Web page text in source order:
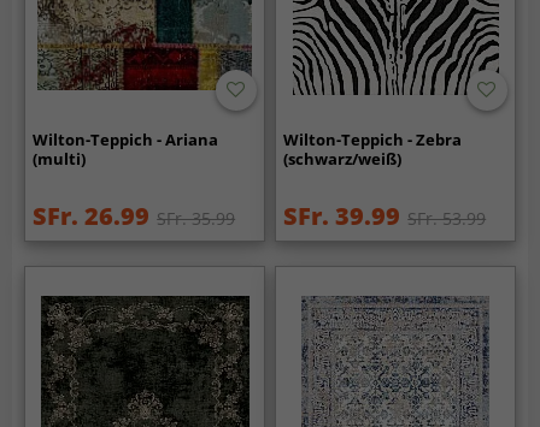
Wilton-Teppich - Ariana
(multi)
SFr. 26.99 SFr. 35.99
Wilton-Teppich - Zebra
(schwarz/weiß)
SFr. 39.99 SFr. 53.99